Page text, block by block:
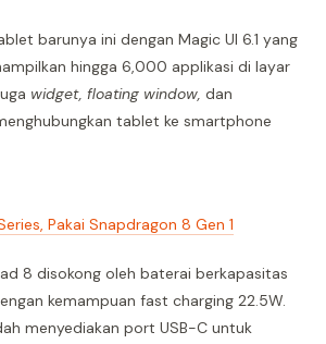
barunya ini dengan Magic UI 6.1 yang
hingga 6,000 applikasi di layar
widget, floating window, dan
tablet ke smartphone
Pakai Snapdragon 8 Gen 1
8 disokong oleh baterai berkapasitas
kemampuan fast charging 22.5W.
menyediakan port USB-C untuk